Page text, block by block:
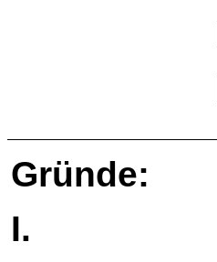
Gründe:
I.